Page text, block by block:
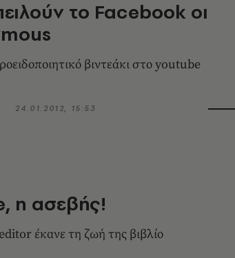
το Facebook οι
βιντεάκι στο youtube
24.01.2012, 15:53
η ασεβής!
Η πιο ροκ editor έκανε τη ζωή της βιβλίο